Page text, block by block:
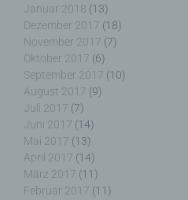
Januar 2018 (13)
Dezember 2017 (18)
November 2017 (7)
Oktober 2017 (6)
September 2017 (10)
August 2017 (9)
Juli 2017 (7)
Juni 2017 (14)
Mai 2017 (13)
April 2017 (14)
März 2017 (11)
Februar 2017 (11)
Cookie-ID. Eine Cookie-
Kennung des Cookies.
Zeichenfolge, durch
Server dem konkreten
werden können, in dem
wurde. Dies
Internetseiten und
Browser der betroffenen
Internetbrowsern, die
zu unterscheiden. Ein
kann über die eindeutige
und identifiziert werden.